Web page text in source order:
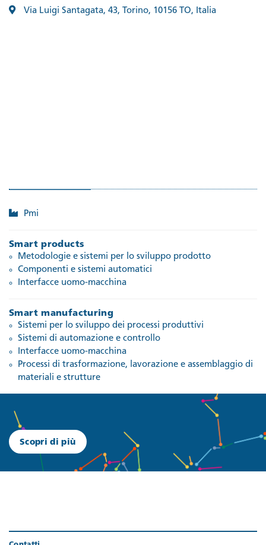
Via Luigi Santagata, 43, Torino, 10156 TO, Italia
Pmi
Smart products
Metodologie e sistemi per lo sviluppo prodotto
Componenti e sistemi automatici
Interfacce uomo-macchina
Smart manufacturing
Sistemi per lo sviluppo dei processi produttivi
Sistemi di automazione e controllo
Interfacce uomo-macchina
Processi di trasformazione, lavorazione e assemblaggio di
materiali e strutture
Scopri di più